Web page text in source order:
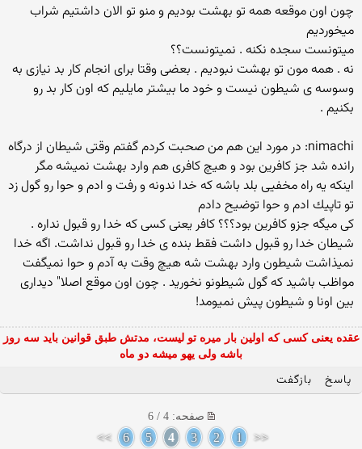
چون اون موقعه همه تو بهشت بودیم و منو تو الان داشتیم شراب
میخوردیم
میتونست سجده نكنه . نمیتونست؟؟
نه . همه مون تو بهشت نبودیم . بعضی وقتا برای انجام كار بد نیازی به
وسوسه ی شیطون نیست و خود ما بیشتر مایلیم كه اون كار بد رو
بكنیم .
nimachi: در مورد این هم من صحبت كردم گفتم وقتی شیطان از درگاه
رانده شد جز كافرین بود و هیچ كافری هم وارد بهشت نمیشه مگر
اینكه یه راه مخفیی بلد باشه كه خدا ندونه و رفت و ادم و حوا رو گول زد
تو تاپیك ادم و حوا توضیح دادم
كی میگه جزو كافرین بود؟؟؟ كافر یعنی كسی كه خدا رو قبول نداره .
شیطان خدا رو قبول داشت فقط بنده ی خدا رو قبول نداشت. اگه خدا
نمیذاشت شیطون وارد بهشت شه هیچ وقت به آدم و حوا نمیگفت
مواظب باشید كه گول شیطونو نخورید . چون اون موقع اصلا" دیداری
بین اونا و شیطون پیش نمیومد!
عقده یعنی کسی که اولین بار میره تو لیست، مدتش طبق قوانین باید سه روز
باشه ولی یهو میشه دو ماه
پاسخ بازگفت
صفحه: 4 / 6
<<
1
2
3
4
5
6
>>